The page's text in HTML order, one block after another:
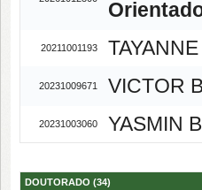
20211001193
20231009671 VICTOR
20231003060 YASMIN
DOUTORADO (34)